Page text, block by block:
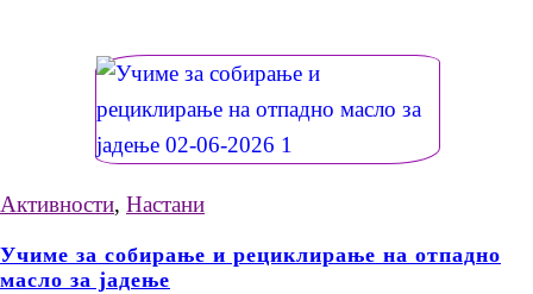
Активности, Настани
Учиме за собирање и рециклирање на отпадно
масло за јадење